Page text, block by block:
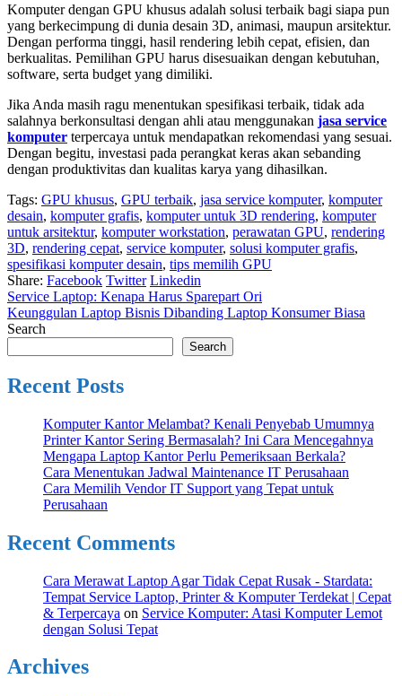
Komputer dengan GPU khusus adalah solusi terbaik bagi siapa pun
yang berkecimpung di dunia desain 3D, animasi, maupun arsitektur.
Dengan performa tinggi, hasil rendering lebih cepat, efisien, dan
berkualitas. Pemilihan GPU harus disesuaikan dengan kebutuhan,
software, serta budget yang dimiliki.
Jika Anda masih ragu menentukan spesifikasi terbaik, tidak ada
salahnya berkonsultasi dengan ahli atau menggunakan jasa service
komputer terpercaya untuk mendapatkan rekomendasi yang sesuai.
Dengan begitu, investasi pada perangkat keras akan sebanding
dengan produktivitas dan kualitas karya yang dihasilkan.
Tags: GPU khusus, GPU terbaik, jasa service komputer, komputer
desain, komputer grafis, komputer untuk 3D rendering, komputer
untuk arsitektur, komputer workstation, perawatan GPU, rendering
3D, rendering cepat, service komputer, solusi komputer grafis,
spesifikasi komputer desain, tips memilih GPU
Share: Facebook Twitter Linkedin
Service Laptop: Kenapa Harus Sparepart Ori
Keunggulan Laptop Bisnis Dibanding Laptop Konsumer Biasa
Search
Search
Recent Posts
Komputer Kantor Melambat? Kenali Penyebab Umumnya
Printer Kantor Sering Bermasalah? Ini Cara Mencegahnya
Mengapa Laptop Kantor Perlu Pemeriksaan Berkala?
Cara Menentukan Jadwal Maintenance IT Perusahaan
Cara Memilih Vendor IT Support yang Tepat untuk
Perusahaan
Recent Comments
Cara Merawat Laptop Agar Tidak Cepat Rusak - Stardata:
Tempat Service Laptop, Printer & Komputer Terdekat | Cepat
& Terpercaya on Service Komputer: Atasi Komputer Lemot
dengan Solusi Tepat
Archives